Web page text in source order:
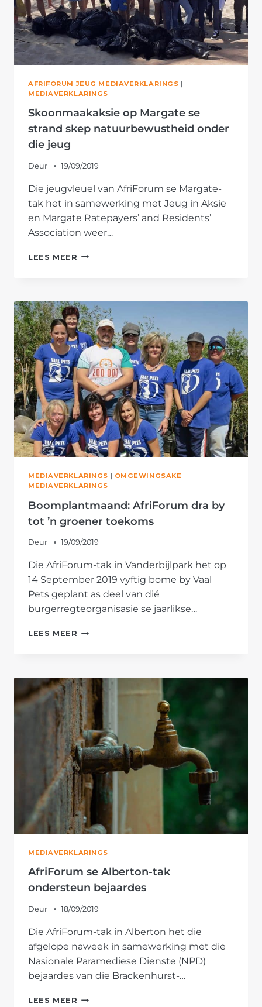
AFRIFORUM JEUG MEDIAVERKLARINGS |
MEDIAVERKLARINGS
Skoonmaakaksie op Margate se
strand skep natuurbewustheid onder
die jeug
Deur 19/09/2019
Die jeugvleuel van AfriForum se Margate-
tak het in samewerking met Jeug in Aksie
en Margate Ratepayers’ and Residents’
Association weer…
LEES MEER SKOONMAAKAKSIE
STRAND
SKEP
NATUURBEWUSTHEID
ONDER
DIE
JEUG
MEDIAVERKLARINGS | OMGEWINGSAKE
MEDIAVERKLARINGS
Boomplantmaand: AfriForum dra by
tot ’n groener toekoms
Deur 19/09/2019
Die AfriForum-tak in Vanderbijlpark het op
14 September 2019 vyftig bome by Vaal
Pets geplant as deel van dié
burgerregteorganisasie se jaarlikse…
LEES MEER BOOMPLANTMAAND:
TOT
’N
GROENER
TOEKOMS
MEDIAVERKLARINGS
AfriForum se Alberton-tak
ondersteun bejaardes
Deur 18/09/2019
Die AfriForum-tak in Alberton het die
afgelope naweek in samewerking met die
Nasionale Paramediese Dienste (NPD)
bejaardes van die Brackenhurst-…
LEES MEER AFRIFORUM